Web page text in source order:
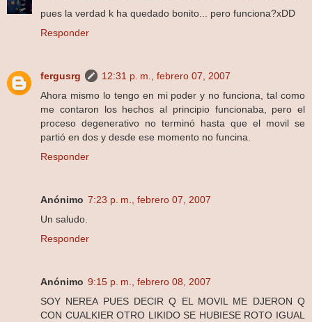
pues la verdad k ha quedado bonito... pero funciona?xDD
Responder
fergusrg
12:31 p. m., febrero 07, 2007
Ahora mismo lo tengo en mi poder y no funciona, tal como
me contaron los hechos al principio funcionaba, pero el
proceso degenerativo no terminó hasta que el movil se
partió en dos y desde ese momento no funcina.
Responder
Anónimo 7:23 p. m., febrero 07, 2007
Un saludo.
Responder
Anónimo 9:15 p. m., febrero 08, 2007
SOY NEREA PUES DECIR Q EL MOVIL ME DJERON Q
CON CUALKIER OTRO LIKIDO SE HUBIESE ROTO IGUAL